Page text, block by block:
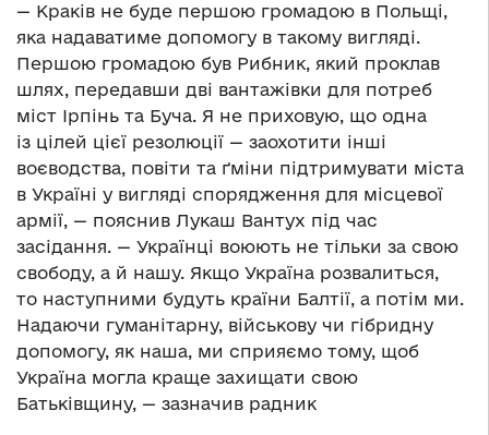
— Краків не буде першою громадою в Польщі,
яка надаватиме допомогу в такому вигляді.
Першою громадою був Рибник, який проклав
шлях, передавши дві вантажівки для потреб
міст Ірпінь та Буча. Я не приховую, що одна
із цілей цієї резолюції — заохотити інші
воєводства, повіти та ґміни підтримувати міста
в Україні у вигляді спорядження для місцевої
армії, — пояснив Лукаш Вантух під час
засідання. — Українці воюють не тільки за свою
свободу, а й нашу. Якщо Україна розвалиться,
то наступними будуть країни Балтії, а потім ми.
Надаючи гуманітарну, військову чи гібридну
допомогу, як наша, ми сприяємо тому, щоб
Україна могла краще захищати свою
Батьківщину, — зазначив радник